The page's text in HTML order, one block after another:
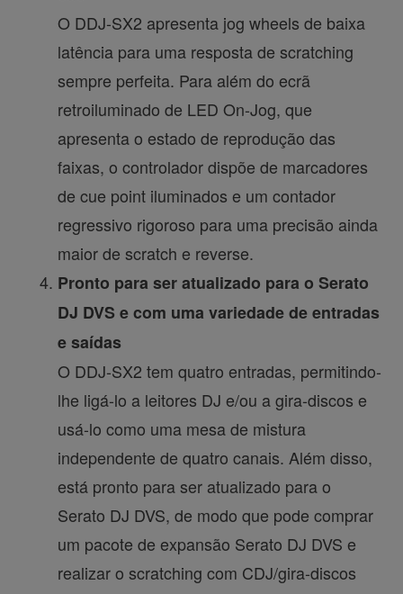
O DDJ-SX2 apresenta jog wheels de baixa
latência para uma resposta de scratching
sempre perfeita. Para além do ecrã
retroiluminado de LED On-Jog, que
apresenta o estado de reprodução das
faixas, o controlador dispõe de marcadores
de cue point iluminados e um contador
regressivo rigoroso para uma precisão ainda
maior de scratch e reverse.
Pronto para ser atualizado para o Serato
DJ DVS e com uma variedade de entradas
e saídas
O DDJ-SX2 tem quatro entradas, permitindo-
lhe ligá-lo a leitores DJ e/ou a gira-discos e
usá-lo como uma mesa de mistura
independente de quatro canais. Além disso,
está pronto para ser atualizado para o
Serato DJ DVS, de modo que pode comprar
um pacote de expansão Serato DJ DVS e
realizar o scratching com CDJ/gira-discos